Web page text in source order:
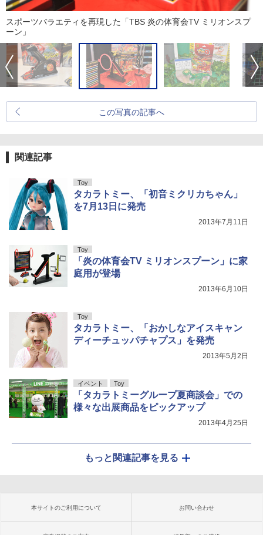
スポーツバラエティを再現した「TBS 炎の体育会TV ミリオンスプ
ーン」
この写真の記事へ
関連記事
Toy
タカラトミー、「初音ミクリカちゃん」
を7月13日に発売
2013年7月11日
Toy
「炎の体育会TV ミリオンスプーン」に家
庭用が登場
2013年6月10日
Toy
タカラトミー、「おかしなアイスキャン
ディーチュッパチャプス」を発売
2013年5月2日
イベント Toy
「タカラトミーグループ夏商談会」での
様々な出展商品をピックアップ
2013年4月25日
もっと関連記事を見る
本サイトのご利用について お問い合わせ